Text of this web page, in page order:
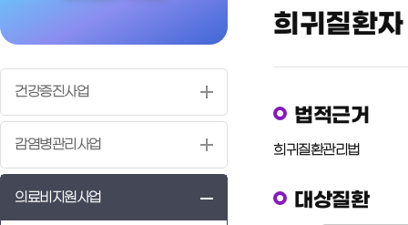
건강증진사업
감염병관리사업
의료비지원사업
희귀질환
법적근거
희귀질환관리법
대상질환